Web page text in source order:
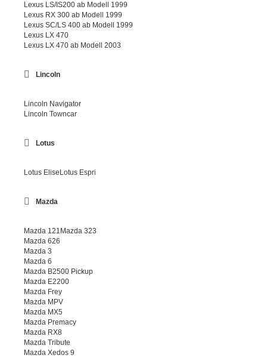
Lexus LS/IS200 ab Modell 1999
Lexus RX 300 ab Modell 1999
Lexus SC/LS 400 ab Modell 1999
Lexus LX 470
Lexus LX 470 ab Modell 2003
Lincoln
Lincoln Navigator
Lincoln Towncar
Lotus
Lotus EliseLotus Espri
Mazda
Mazda 121Mazda 323
Mazda 626
Mazda 3
Mazda 6
Mazda B2500 Pickup
Mazda E2200
Mazda Frey
Mazda MPV
Mazda MX5
Mazda Premacy
Mazda RX8
Mazda Tribute
Mazda Xedos 9